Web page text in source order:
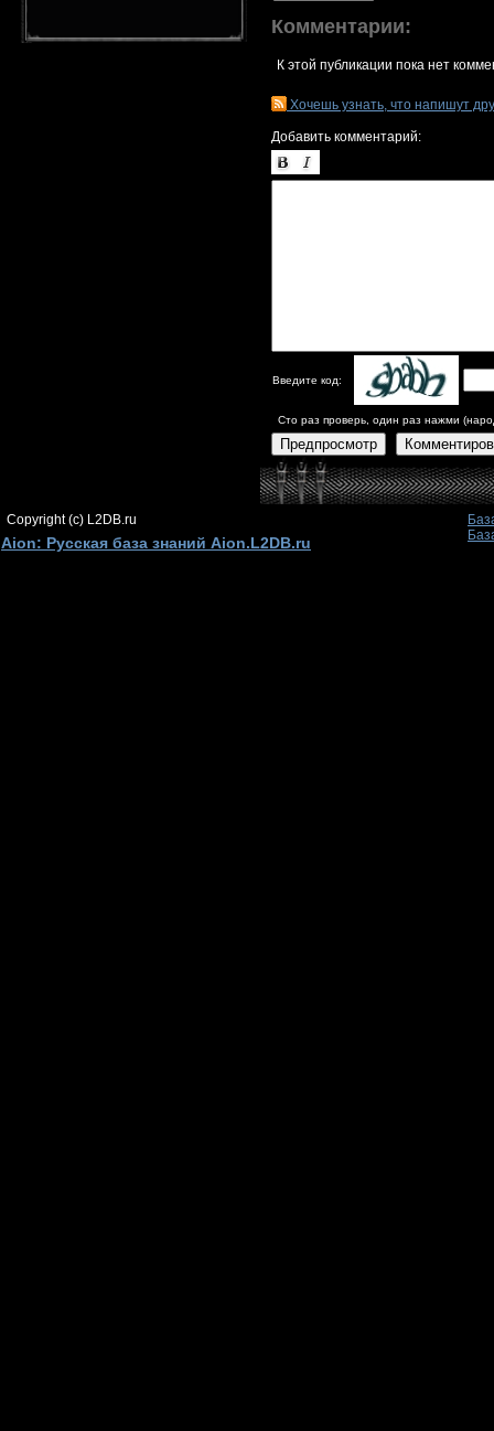
Комментарии:
К этой публикации пока нет
Хочешь узнать, что напишут
Добавить комментарий:
Введите код:
Сто раз проверь, один раз нажми
Предпросмотр
Copyright (c) L2DB.ru
Aion: Русская база знаний Aion.L2DB.ru